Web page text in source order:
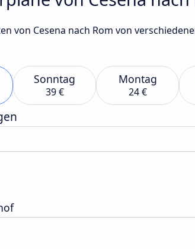
von Cesena nach Rom von
Sonntag
39 €
Montag
24 €